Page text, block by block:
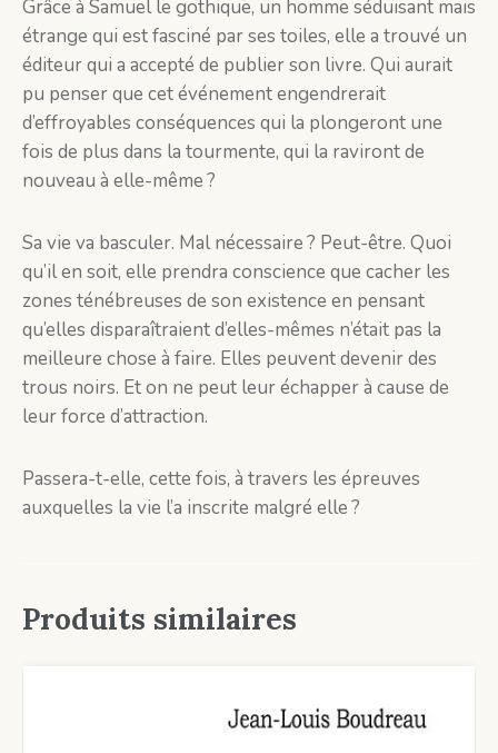
Grâce à Samuel le gothique, un homme séduisant mais
étrange qui est fasciné par ses toiles, elle a trouvé un
éditeur qui a accepté de publier son livre. Qui aurait
pu penser que cet événement engendrerait
d’effroyables conséquences qui la plongeront une
fois de plus dans la tourmente, qui la raviront de
nouveau à elle-même ?
Sa vie va basculer. Mal nécessaire ? Peut-être. Quoi
qu’il en soit, elle prendra conscience que cacher les
zones ténébreuses de son existence en pensant
qu’elles disparaîtraient d’elles-mêmes n’était pas la
meilleure chose à faire. Elles peuvent devenir des
trous noirs. Et on ne peut leur échapper à cause de
leur force d’attraction.
Passera-t-elle, cette fois, à travers les épreuves
auxquelles la vie l’a inscrite malgré elle ?
Produits similaires